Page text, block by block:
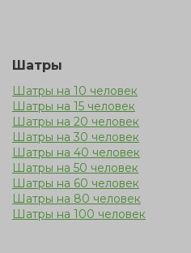
Шатры
Шатры на 10 человек
Шатры на 15 человек
Шатры на 20 человек
Шатры на 30 человек
Шатры на 40 человек
Шатры на 50 человек
Шатры на 60 человек
Шатры на 80 человек
Шатры на 100 человек